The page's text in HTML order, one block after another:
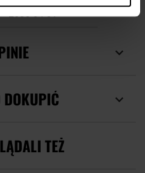
2030-04-01
DOKUPIĆ
TEŻ